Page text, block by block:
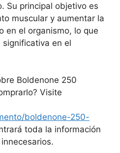
Su principal objetivo es
muscular y aumentar la
en el organismo, lo que
significativa en el
Boldenone 250
Visite
boldenone-250-
toda la información